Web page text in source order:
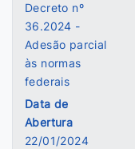
Decreto nº
36.2024 -
Adesão parcial
às normas
federais
Data de
Abertura
22/01/2024